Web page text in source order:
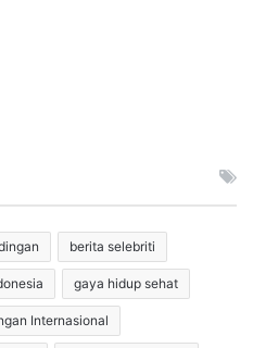
berita selebriti
gaya hidup sehat
Internasional